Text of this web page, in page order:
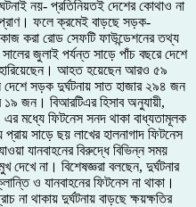
নয়- প্রতিনিয়তই দেশের কোথাও না
প্রাণ। ফলে ক্রমেই বাড়ছে সড়ক-
করা রোড সেফটি ফাউন্ডেশনের তথ্য
জুলাই পর্যন্ত সাড়ে পাঁচ বছরে দেশে
হারিয়েছেন। আহত হয়েছেন আরও ৫৯
সড়ক দুর্ঘটনায় সাত হাজার ২৯৪ জন
জন। বিআরটিএর হিসাব অনুযায়ী,
এর মধ্যে ফিটনেস সনদ থাকা বাধ্যতামূলক
সাড়ে ছয় লাখের হালনাগাদ ফিটনেস
যানবাহনের বিরুদ্ধে বিভিন্ন সময়
না। বিশেষজ্ঞরা বলছেন, দুর্ঘটনার
ও যানবাহনের ফিটনেস না থাকা।
না থাকায় দুর্ঘটনায় বাড়ছে ক্ষয়ক্ষতির